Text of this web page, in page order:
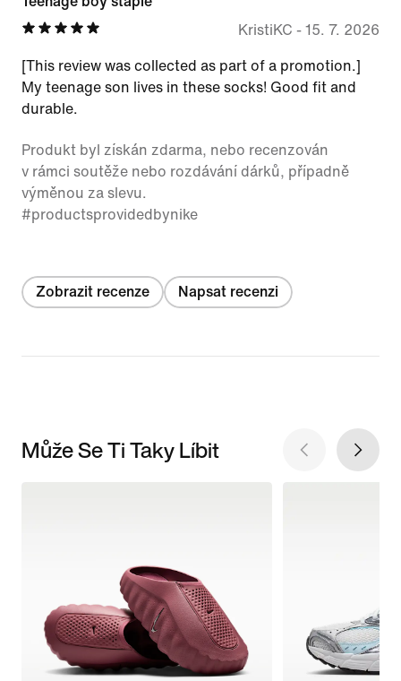
KristiKC - 15. 7. 2026
[This review was collected as part of a promotion.]
My teenage son lives in these socks! Good fit and
durable.
Produkt byl získán zdarma, nebo recenzován
v rámci soutěže nebo rozdávání dárků, případně
výměnou za slevu.
#productsprovidedbynike
Zobrazit recenze Napsat recenzi
Může Se Ti Taky Líbit